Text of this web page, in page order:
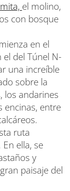
el molino,
con bosque
en el
del Túnel N-
una increíble
sobre la
los andarines
encinas, entre
ruta
ella, se
y
paisaje del